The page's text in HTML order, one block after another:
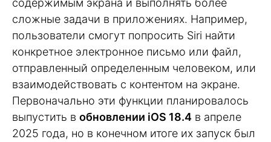
содержимым экрана и выполнять более
сложные задачи в приложениях. Например,
пользователи смогут попросить Siri найти
конкретное электронное письмо или файл,
отправленный определенным человеком, или
взаимодействовать с контентом на экране.
Первоначально эти функции планировалось
выпустить в обновлении iOS 18.4 в апреле
2025 года, но в конечном итоге их запуск был